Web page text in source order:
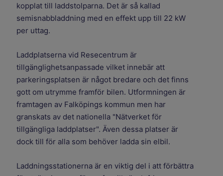
kopplat till laddstolparna. Det är så kallad
semisnabbladdning med en effekt upp till 22 kW
per uttag.
Laddplatserna vid Resecentrum är
tillgänglighetsanpassade vilket innebär att
parkeringsplatsen är något bredare och det finns
gott om utrymme framför bilen. Utformningen är
framtagen av Falköpings kommun men har
granskats av det nationella "Nätverket för
tillgängliga laddplatser". Även dessa platser är
dock till för alla som behöver ladda sin elbil.
Laddningsstationerna är en viktig del i att förbättra